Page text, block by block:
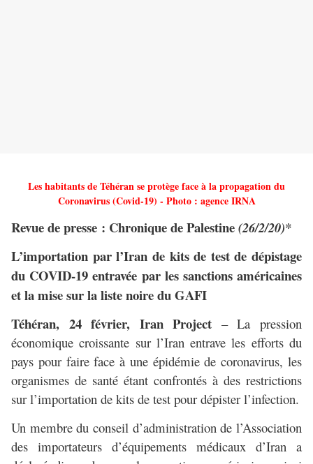
Les habitants de Téhéran se protège face à la propagation du
Coronavirus (Covid-19) - Photo : agence IRNA
Revue de presse : Chronique de Palestine(26/2/20)*
L’importation par l’Iran de kits de test de dépistage
du COVID-19 entravée par les sanctions américaines
et la mise sur la liste noire du GAFI
Téhéran, 24 février, Iran Project – La pression
économique croissante sur l’Iran entrave les efforts du
pays pour faire face à une épidémie de coronavirus, les
organismes de santé étant confrontés à des restrictions
sur l’importation de kits de test pour dépister l’infection.
Un membre du conseil d’administration de l’Association
des importateurs d’équipements médicaux d’Iran a